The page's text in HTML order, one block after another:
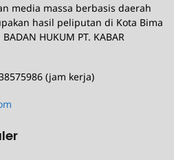
media massa berbasis daerah
hasil peliputan di Kota Bima
HUKUM PT. KABAR
(jam kerja)